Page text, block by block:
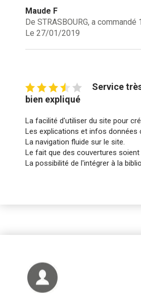
Maude F
De STRASBOURG, a
Le 27/01/2019
Service
bien expliqué
La facilité d'utiliser du site pour
Les explications et infos données
La navigation fluide sur le site.
Le fait que des couvertures
La possibilité de l'intégrer à la